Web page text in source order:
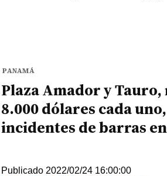
PANAMÁ
Plaza Amador y
8.000 dólares cada
incidentes de barras
Publicado 2022/02/24 16:00:00